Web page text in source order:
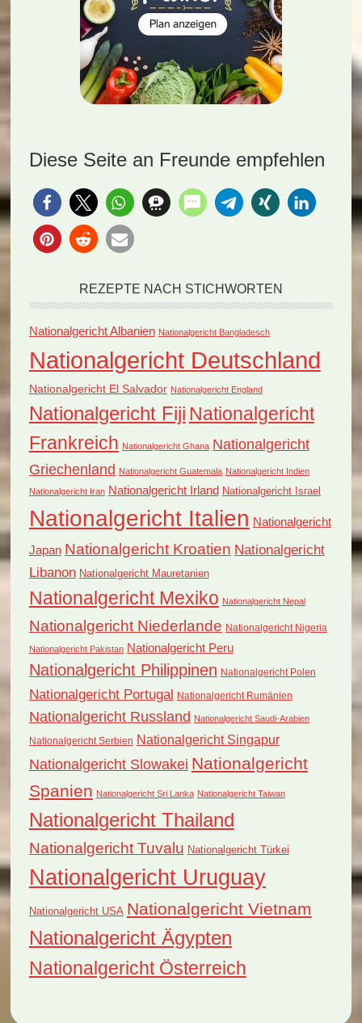
Diese Seite an Freunde empfehlen
REZEPTE NACH STICHWORTEN
Nationalgericht Albanien Nationalgericht Bangladesch
Nationalgericht Deutschland
Nationalgericht El Salvador Nationalgericht England
Nationalgericht Fiji Nationalgericht
Frankreich Nationalgericht Ghana Nationalgericht
Griechenland Nationalgericht Guatemala Nationalgericht Indien
Nationalgericht Iran Nationalgericht Irland Nationalgericht Israel
Nationalgericht Italien Nationalgericht
Japan Nationalgericht Kroatien Nationalgericht
Libanon Nationalgericht Mauretanien
Nationalgericht Mexiko Nationalgericht Nepal
Nationalgericht Niederlande Nationalgericht Nigeria
Nationalgericht Pakistan Nationalgericht Peru
Nationalgericht Philippinen Nationalgericht Polen
Nationalgericht Portugal Nationalgericht Rumänien
Nationalgericht Russland Nationalgericht Saudi-Arabien
Nationalgericht Serbien Nationalgericht Singapur
Nationalgericht Slowakei Nationalgericht
Spanien Nationalgericht Sri Lanka Nationalgericht Taiwan
Nationalgericht Thailand
Nationalgericht Tuvalu Nationalgericht Türkei
Nationalgericht Uruguay
Nationalgericht USA Nationalgericht Vietnam
Nationalgericht Ägypten
Nationalgericht Österreich